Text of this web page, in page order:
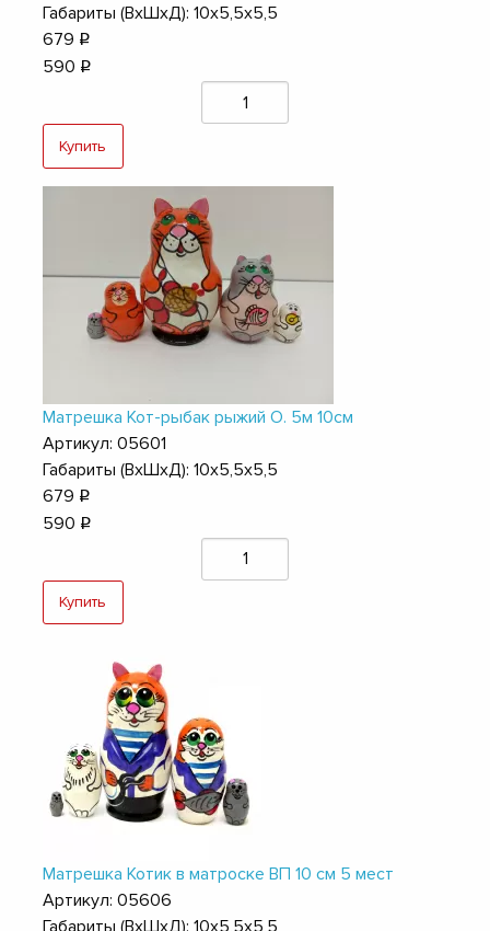
Габариты (ВхШхД): 10х5,5х5,5
679 q
590 q
Купить
Матрешка Кот-рыбак рыжий О. 5м 10см
Артикул: 05601
Габариты (ВхШхД): 10х5,5х5,5
679 q
590 q
Купить
Матрешка Котик в матроске ВП 10 см 5 мест
Артикул: 05606